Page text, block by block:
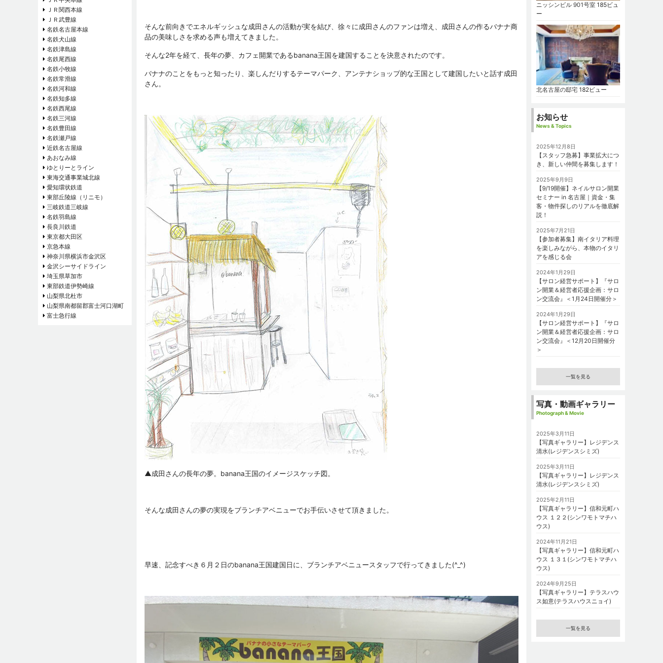
そんな前向きでエネルギッシュな成田さんの活動が実を結び、徐々に成田さんのファンは増え、成田さんの作るバナナ商
品の美味しさを求める声も増えてきました。
そんな2年を経て、長年の夢、カフェ開業であるbanana王国を建国することを決意されたのです。
バナナのことをもっと知ったり、楽しんだりするテーマパーク、アンテナショップ的な王国として建国したいと話す成田
さん。
▲成田さんの長年の夢。banana王国のイメージスケッチ図。
そんな成田さんの夢の実現をブランチアベニューでお手伝いさせて頂きました。
早速、記念すべき６月２日のbanana王国建国日に、ブランチアベニュースタッフで行ってきました(^_^)
ＪＲ関西本線
ＪＲ武豊線
名鉄名古屋本線
名鉄犬山線
名鉄津島線
名鉄尾西線
名鉄小牧線
名鉄常滑線
名鉄河和線
名鉄知多線
名鉄西尾線
名鉄三河線
名鉄豊田線
名鉄瀬戸線
近鉄名古屋線
あおなみ線
ゆとりーとライン
東海交通事業城北線
愛知環状鉄道
東部丘陵線（リニモ）
三岐鉄道三岐線
名鉄羽島線
長良川鉄道
東京都大田区
京急本線
神奈川県横浜市金沢区
金沢シーサイドライン
埼玉県草加市
東部鉄道伊勢崎線
山梨県北杜市
山梨県南都留郡富士河口湖町
富士急行線
ニッシンビル 901号室 185ビュ
ー
北名古屋の邸宅 182ビュー
お知らせ
News & Topics
2025年12月8日
【スタッフ急募】事業拡大につ
き、新しい仲間を募集します！
2025年9月9日
【9/19開催】ネイルサロン開業
セミナー in 名古屋｜資金・集
客・物件探しのリアルを徹底解
説！
2025年7月21日
【参加者募集】南イタリア料理
を楽しみながら、本物のイタリ
アを感じる会
2024年1月29日
【サロン経営サポート】『サロ
ン開業＆経営者応援企画：サロ
ン交流会』＜1月24日開催分＞
2024年1月29日
【サロン経営サポート】『サロ
ン開業＆経営者応援企画：サロ
ン交流会』＜12月20日開催分
＞
一覧を見る
写真・動画ギャラリー
Photograph & Movie
2025年3月11日
【写真ギャラリー】レジデンス
清水(レジデンスシミズ)
2025年3月11日
【写真ギャラリー】レジデンス
清水(レジデンスシミズ)
2025年2月11日
【写真ギャラリー】信和元町ハ
ウス １２２(シンワモトマチハ
ウス)
2024年11月21日
【写真ギャラリー】信和元町ハ
ウス １３１(シンワモトマチハ
ウス)
2024年9月25日
【写真ギャラリー】テラスハウ
ス如意(テラスハウスニョイ)
一覧を見る